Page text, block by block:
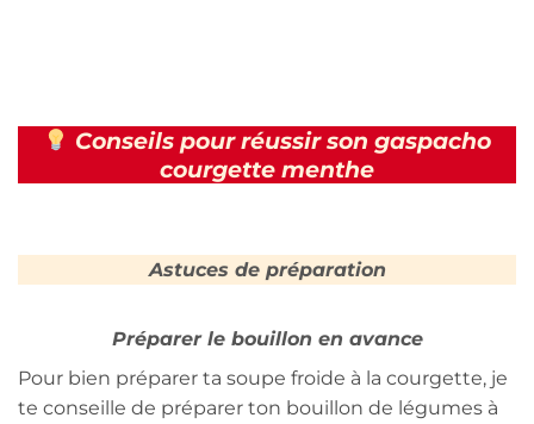
Conseils pour réussir son gaspacho
courgette menthe
Astuces de préparation
Préparer le bouillon en avance
Pour bien préparer ta soupe froide à la courgette, je
te conseille de préparer ton bouillon de légumes à